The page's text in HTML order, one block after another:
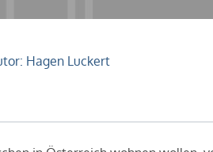
Hagen Luckert